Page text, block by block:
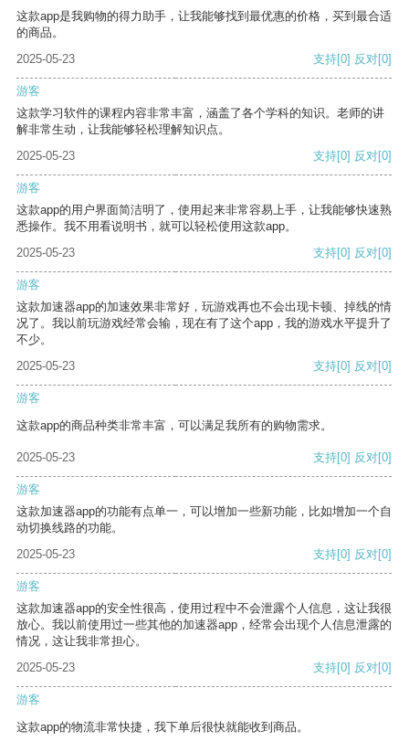
这款app是我购物的得力助手，让我能够找到最优惠的价格，买到最合适
的商品。
2025-05-23
支持[0] 反对[0]
游客
这款学习软件的课程内容非常丰富，涵盖了各个学科的知识。老师的讲
解非常生动，让我能够轻松理解知识点。
2025-05-23
支持[0] 反对[0]
游客
这款app的用户界面简洁明了，使用起来非常容易上手，让我能够快速熟
悉操作。我不用看说明书，就可以轻松使用这款app。
2025-05-23
支持[0] 反对[0]
游客
这款加速器app的加速效果非常好，玩游戏再也不会出现卡顿、掉线的情
况了。我以前玩游戏经常会输，现在有了这个app，我的游戏水平提升了
不少。
2025-05-23
支持[0] 反对[0]
游客
这款app的商品种类非常丰富，可以满足我所有的购物需求。
2025-05-23 支持[0] 反对[0]
游客
这款加速器app的功能有点单一，可以增加一些新功能，比如增加一个自
动切换线路的功能。
2025-05-23
支持[0] 反对[0]
游客
这款加速器app的安全性很高，使用过程中不会泄露个人信息，这让我很
放心。我以前使用过一些其他的加速器app，经常会出现个人信息泄露的
情况，这让我非常担心。
2025-05-23
支持[0] 反对[0]
游客
这款app的物流非常快捷，我下单后很快就能收到商品。